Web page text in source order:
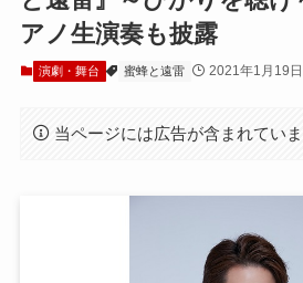
アノ生演奏も披露
演劇・舞台 蜜蜂と遠雷 2021年1月19日
当ページには広告が含まれてい